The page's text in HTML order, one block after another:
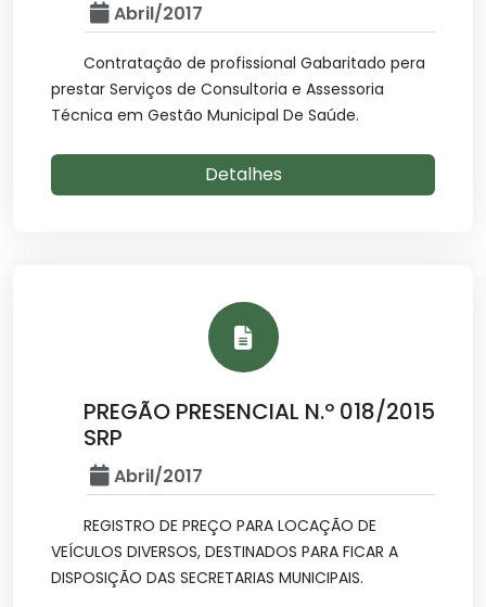
Abril/2017
Contratação de profissional Gabaritado pera
prestar Serviços de Consultoria e Assessoria
Técnica em Gestão Municipal De Saúde.
Detalhes
PREGÃO PRESENCIAL N.º 018/2015
SRP
Abril/2017
REGISTRO DE PREÇO PARA LOCAÇÃO DE
VEÍCULOS DIVERSOS, DESTINADOS PARA FICAR A
DISPOSIÇÃO DAS SECRETARIAS MUNICIPAIS.